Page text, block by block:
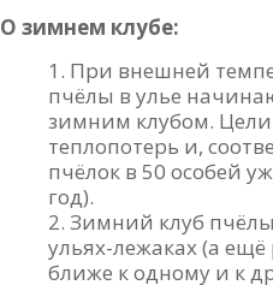
О зимнем клубе:
При внешней
пчёлы в улье
зимним клубом.
теплопотерь и,
пчёлок в 50 особей
год).
Зимний клуб
ульях-лежаках (а
ближе к одному и к